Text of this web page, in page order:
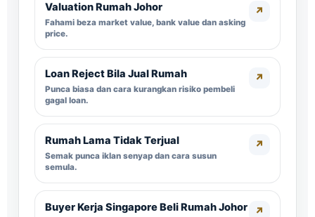
Valuation Rumah Johor
Fahami beza market value, bank value dan asking
price.
↗
Loan Reject Bila Jual Rumah
Punca biasa dan cara kurangkan risiko pembeli
gagal loan.
↗
Rumah Lama Tidak Terjual
Semak punca iklan senyap dan cara susun
semula.
↗
Buyer Kerja Singapore Beli Rumah Johor ↗